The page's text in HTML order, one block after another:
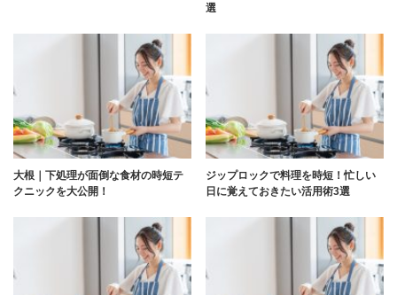
選
大根｜下処理が面倒な食材の時短テ
クニックを大公開！
ジップロックで料理を時短！忙しい
日に覚えておきたい活用術3選